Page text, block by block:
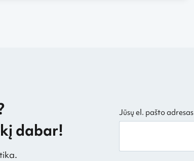
dabar!
Jūsų el. pašto adresas